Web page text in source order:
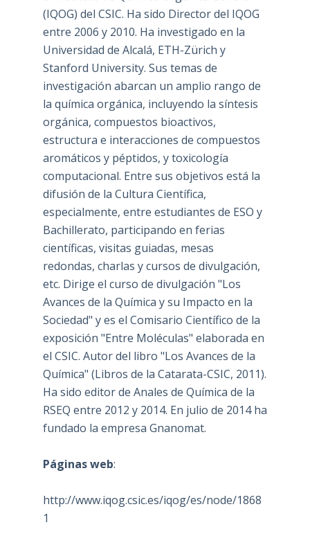
(IQOG) del CSIC. Ha sido Director del IQOG
entre 2006 y 2010. Ha investigado en la
Universidad de Alcalá, ETH-Zürich y
Stanford University. Sus temas de
investigación abarcan un amplio rango de
la química orgánica, incluyendo la síntesis
orgánica, compuestos bioactivos,
estructura e interacciones de compuestos
aromáticos y péptidos, y toxicología
computacional. Entre sus objetivos está la
difusión de la Cultura Científica,
especialmente, entre estudiantes de ESO y
Bachillerato, participando en ferias
científicas, visitas guiadas, mesas
redondas, charlas y cursos de divulgación,
etc. Dirige el curso de divulgación "Los
Avances de la Química y su Impacto en la
Sociedad" y es el Comisario Científico de la
exposición "Entre Moléculas" elaborada en
el CSIC. Autor del libro "Los Avances de la
Química" (Libros de la Catarata-CSIC, 2011).
Ha sido editor de Anales de Química de la
RSEQ entre 2012 y 2014. En julio de 2014 ha
fundado la empresa Gnanomat.
Páginas web:
http://www.iqog.csic.es/iqog/es/node/1868
1